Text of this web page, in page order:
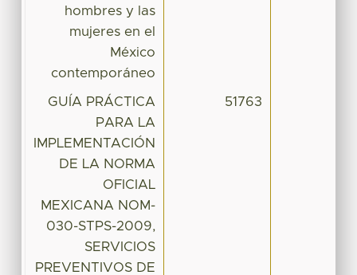
hombres y las
mujeres en el
México
contemporáneo
GUÍA PRÁCTICA
PARA LA
IMPLEMENTACIÓN
DE LA NORMA
OFICIAL
MEXICANA NOM-
030-STPS-2009,
SERVICIOS
PREVENTIVOS DE
51763